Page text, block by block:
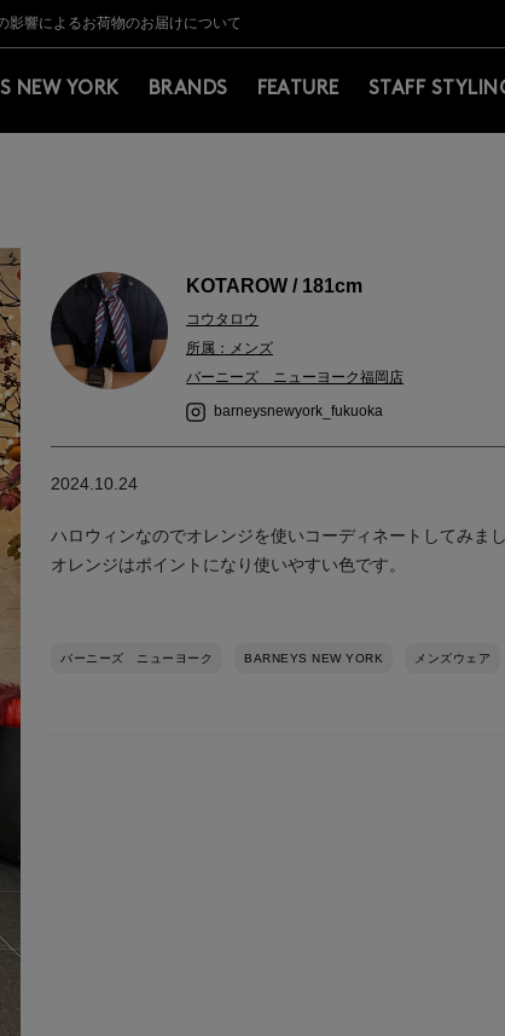
円（税込）以上のお買上げで常時送料無料！お買い物の際は会員登録を！
り一時停止のお知らせ】（2026.8.5）
影響によるお荷物のお届けについて
SALEのご案内・ご注意事項
円（税込）以上のお買上げで常時送料無料！お買い物の際は会員登録を！
り一時停止のお知らせ】（2026.8.5）
NEW YORK BRANDS FEATURE STAFF
の画像
KOTAROW / 181cm
コウタロウ
所属：メンズ
バーニーズ ニューヨーク福岡店
barneysnewyork_fukuoka
2024.10.24
ハロウィンなのでオレンジを使いコーディネートしてみまし
オレンジはポイントになり使いやすい色です。
バーニーズ ニューヨーク BARNEYS NEW YORK メンズウェア